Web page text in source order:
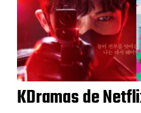
KDramas de